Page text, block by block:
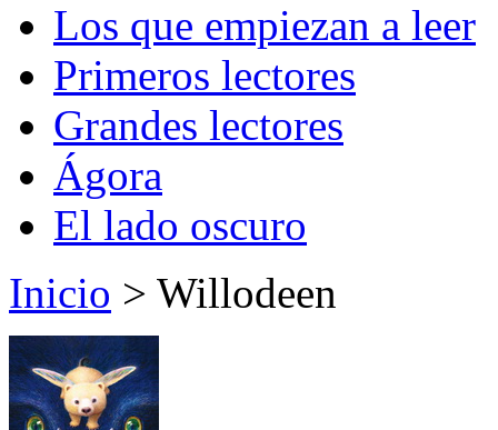
Los que empiezan a leer
Primeros lectores
Grandes lectores
Ágora
El lado oscuro
Inicio > Willodeen